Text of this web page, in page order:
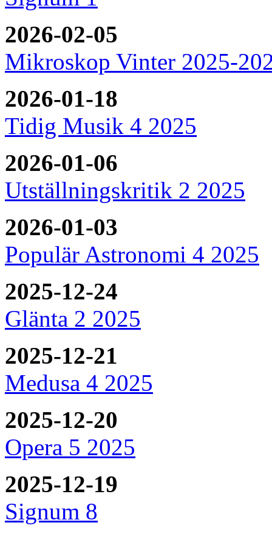
2026-02-05
Mikroskop Vinter 2025-
2026-01-18
Tidig Musik 4 2025
2026-01-06
Utställningskritik 2 2025
2026-01-03
Populär Astronomi 4 2025
2025-12-24
Glänta 2 2025
2025-12-21
Medusa 4 2025
2025-12-20
Opera 5 2025
2025-12-19
Signum 8